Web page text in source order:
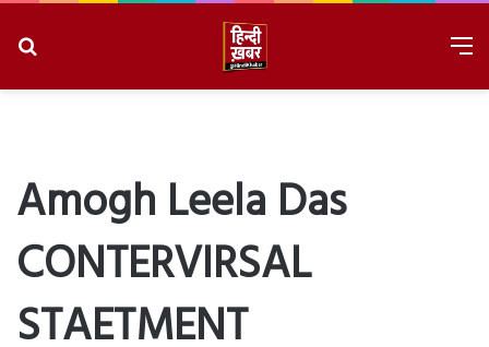
Amogh Leela Das
CONTERVIRSAL
STAETMENT